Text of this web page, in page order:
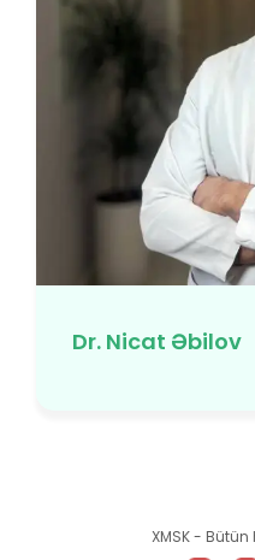
Dr. Nicat Əbilov
XMSK -